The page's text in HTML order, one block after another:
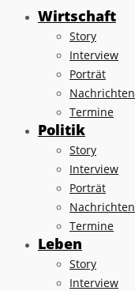
Wirtschaft
Story
Interview
Porträt
Nachrichten
Termine
Politik
Story
Interview
Porträt
Nachrichten
Termine
Leben
Story
Interview